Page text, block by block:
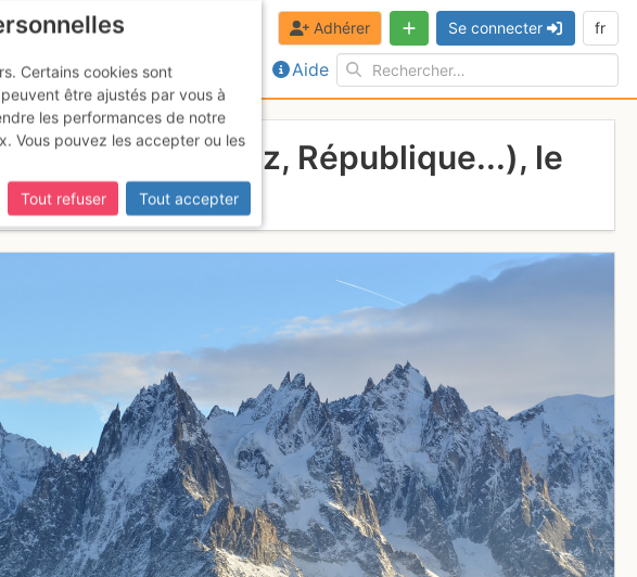
Aide
Adhérer Se connecter fr
Charmoz, République...), le
Rochefort
Certains cookies sont
être ajustés par vous à
les performances de notre
Vous pouvez les accepter ou les
Tout refuser
Tout accepter